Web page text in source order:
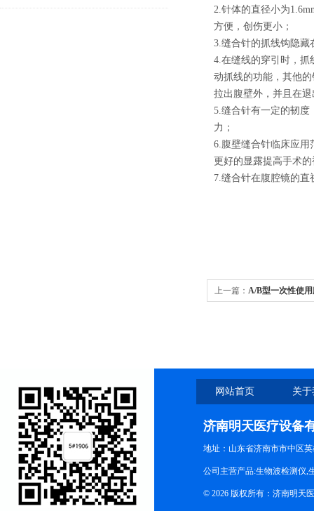
2.针体的直径小为
方便，创伤更小；
3.缝合针的抓线钩隐藏
4.在缝线的穿引时，
动抓线的功能，其他
拉出腹壁外，并且在
5.缝合针有一定的韧
力；
6.腹壁缝合针临床应
更好的显露提高手术
7.缝合针在腹腔镜的
上一篇： A/B型一次性使
网站首页 关
济南明天医疗设备
地址：山东省济南市市中区
公司主营产品:生物波检测仪,
© 2026 版权所有：济南明天